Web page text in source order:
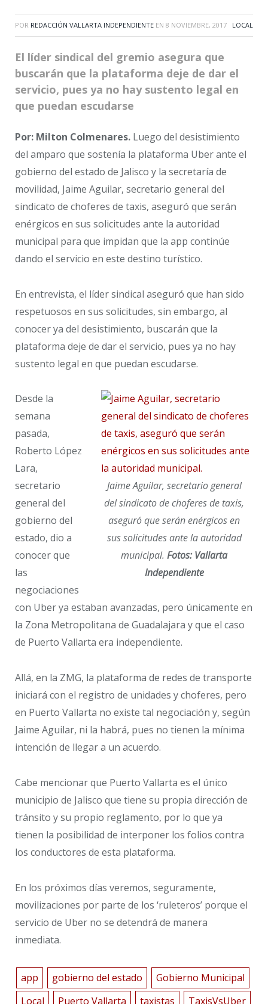
POR REDACCIÓN VALLARTA INDEPENDIENTE EN 8 NOVIEMBRE, 2017 LOCAL
El líder sindical del gremio asegura que
buscarán que la plataforma deje de dar el
servicio, pues ya no hay sustento legal en
que puedan escudarse
Por: Milton Colmenares. Luego del desistimiento
del amparo que sostenía la plataforma Uber ante el
gobierno del estado de Jalisco y la secretaría de
movilidad, Jaime Aguilar, secretario general del
sindicato de choferes de taxis, aseguró que serán
enérgicos en sus solicitudes ante la autoridad
municipal para que impidan que la app continúe
dando el servicio en este destino turístico.
En entrevista, el líder sindical aseguró que han sido
respetuosos en sus solicitudes, sin embargo, al
conocer ya del desistimiento, buscarán que la
plataforma deje de dar el servicio, pues ya no hay
sustento legal en que puedan escudarse.
Jaime Aguilar, secretario general
del sindicato de choferes de taxis,
aseguró que serán enérgicos en
sus solicitudes ante la autoridad
municipal. Fotos: Vallarta
Independiente
Desde la
semana
pasada,
Roberto López
Lara,
secretario
general del
gobierno del
estado, dio a
conocer que
las
negociaciones
con Uber ya estaban avanzadas, pero únicamente en
la Zona Metropolitana de Guadalajara y que el caso
de Puerto Vallarta era independiente.
Allá, en la ZMG, la plataforma de redes de transporte
iniciará con el registro de unidades y choferes, pero
en Puerto Vallarta no existe tal negociación y, según
Jaime Aguilar, ni la habrá, pues no tienen la mínima
intención de llegar a un acuerdo.
Cabe mencionar que Puerto Vallarta es el único
municipio de Jalisco que tiene su propia dirección de
tránsito y su propio reglamento, por lo que ya
tienen la posibilidad de interponer los folios contra
los conductores de esta plataforma.
En los próximos días veremos, seguramente,
movilizaciones por parte de los ‘ruleteros’ porque el
servicio de Uber no se detendrá de manera
inmediata.
app gobierno del estado
Gobierno Municipal
Local
Puerto Vallarta taxistas TaxisVsUber